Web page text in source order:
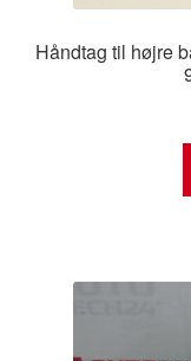
Håndtag til højre